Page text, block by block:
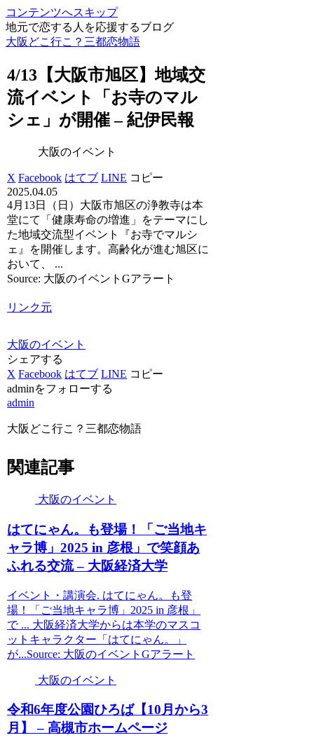
コンテンツへスキップ
地元で恋する人を応援するブログ
大阪どこ行こ？三都恋物語
4/13【大阪市旭区】地域交
流イベント
「お寺のマル
シェ」が開催 – 紀伊民報
大阪のイベント
X Facebook はてブ LINE コピー
2025.04.05
4月13日（日）大阪市旭区の浄教寺は本
堂にて「健康寿命の増進」をテーマにし
た地域交流型イベント『お寺でマルシ
ェ』を開催します。高齢化が進む旭区に
おいて、 ...
Source: 大阪のイベントGアラート
リンク元
大阪のイベント
シェアする
X Facebook はてブ LINE コピー
adminをフォローする
admin
大阪どこ行こ？三都恋物語
関連記事
大阪のイベント
はてにゃん。も登場！「ご当地キ
ャラ博」2025 in 彦根」で笑顔あ
ふれる交流 – 大阪経済大学
イベント・講演会. はてにゃん。も登
場！「ご当地キャラ博」2025 in 彦根」
で ... 大阪経済大学からは本学のマスコ
ットキャラクター「はてにゃん。」
が...Source: 大阪のイベントGアラート
大阪のイベント
令和6年度公園ひろば【10月から3
月】 – 高槻市ホームページ